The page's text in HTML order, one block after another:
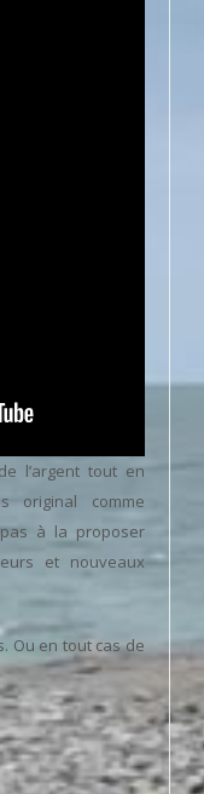
l’argent tout en
original comme
pas à la proposer
et nouveaux
Ou en tout cas de